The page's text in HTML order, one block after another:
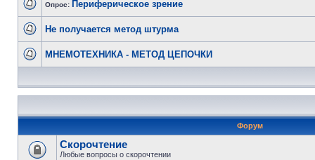
Опрос: Периферическое зрение
Не получается метод штурма
МНЕМОТЕХНИКА - МЕТОД ЦЕПОЧКИ
Форум
Скорочтение
Любые вопросы о скорочтении